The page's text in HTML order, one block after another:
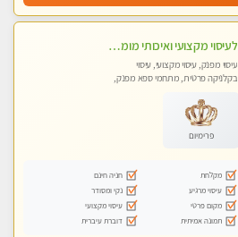
לעיסוי מקצועי ואיכותי מומלץ מאוד!! ממתינה לך שתגיע לבת ים - ​​​​​​ Highly recommended
עיסוי מפנק, עיסוי מקצועי, עיסוי
בקלניקה פרטית, מתחמי ספא מפנק,
פרימיום
מקלחת
חניה חינם
עיסוי מרגיע
נקי ומסודר
מקום פרטי
עיסוי מקצועי
תמונה אמיתית
דוברת עיברית